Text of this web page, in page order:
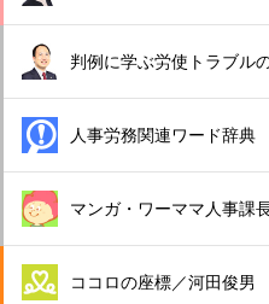
判例に学ぶ労使トラブル
人事労務関連ワード辞典
マンガ・ワーママ人事課
ココロの座標／河田俊男